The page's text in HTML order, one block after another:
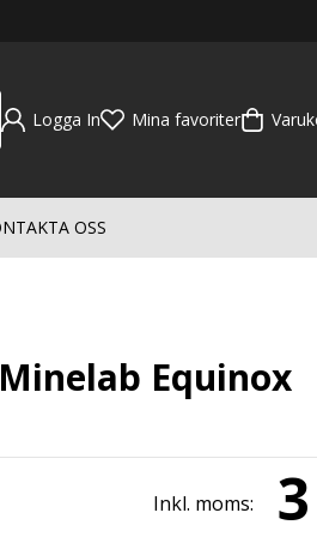
Logga In Mina favoriter
OSS
Equinox
Inkl. moms: